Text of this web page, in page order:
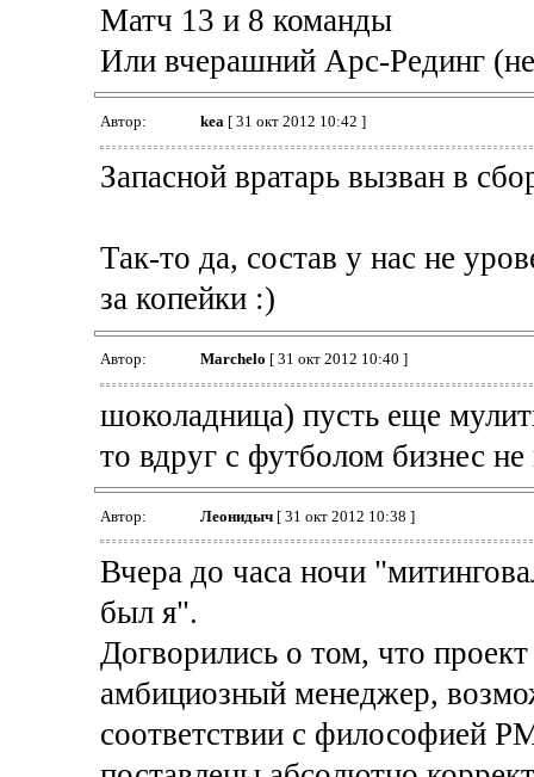
Матч 13 и 8 команды
Или вчерашний Арс-Рединг
Автор: kea [ 31 окт 2012 10:42 ]
Запасной вратарь вызван в
Так-то да, состав у нас не
за копейки :)
Автор: Marchelo [ 31 окт 2012 10:40 ]
шоколадница) пусть еще
то вдруг с футболом бизнес не
Автор: Леонидыч[ 31 окт 2012 10:38 ]
Вчера до часа ночи
был я".
Догворились о том, что
амбициозный менеджер,
соответствии с философией